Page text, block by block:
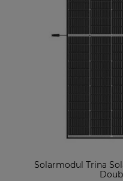
Solarmodul Trina